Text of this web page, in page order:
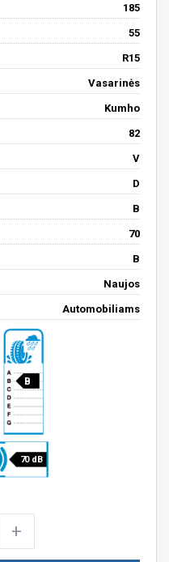
185
55
R15
Vasarinės
Kumho
82
V
D
B
70
B
Naujos
Automobiliams
B
70 dB
+